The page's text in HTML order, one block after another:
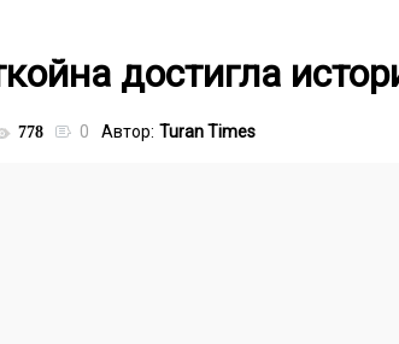
достигла
778 0 Автор: Turan Times